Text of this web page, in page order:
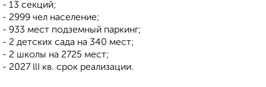
- 13 секций;
- 2999 чел население;
- 933 мест подземный паркинг;
- 2 детских сада на 340 мест;
- 2 школы на 2725 мест;
- 2027 llI кв. срок реализации.